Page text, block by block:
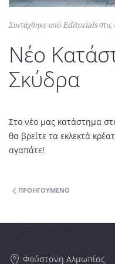
Συντάχθηκε από Editorialsστις
Νέο
Σκύδρα
Στο νέο μας κατάστημα
θα βρείτε τα εκλεκτά
αγαπάτε!
ΠΡΟΗΓΟΎΜΕΝΟ
Φούστανη Αλμωπίας